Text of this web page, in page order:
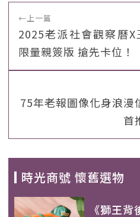
←上一篇
2025老派社會觀察曆
限量親簽版 搶先卡位！
75年老報圖像化身浪
首
時光商號 懷舊選物
《獅王